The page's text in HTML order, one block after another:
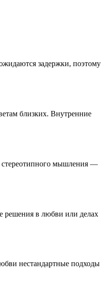
задержки, поэтому
близких. Внутренние
стереотипного мышления —
решения в любви или делах
нестандартные подходы